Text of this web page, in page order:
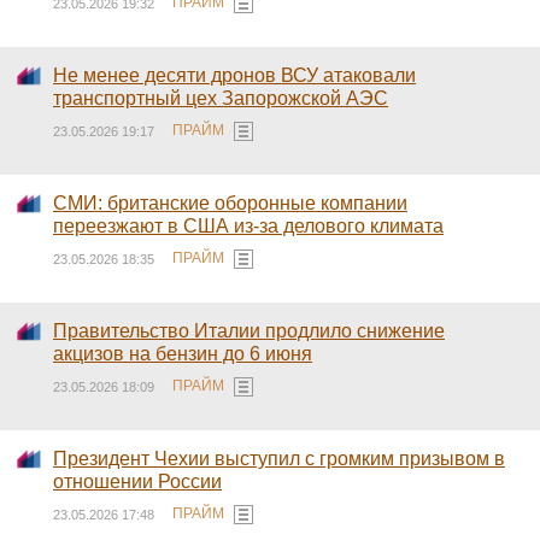
23.05.2026 19:32
Не менее десяти дронов ВСУ атаковали
транспортный цех Запорожской АЭС
23.05.2026 19:17 ПРАЙМ
СМИ: британские оборонные компании
переезжают в США из-за делового климата
23.05.2026 18:35 ПРАЙМ
Правительство Италии продлило снижение
акцизов на бензин до 6 июня
23.05.2026 18:09 ПРАЙМ
Президент Чехии выступил с громким призывом в
отношении России
23.05.2026 17:48 ПРАЙМ